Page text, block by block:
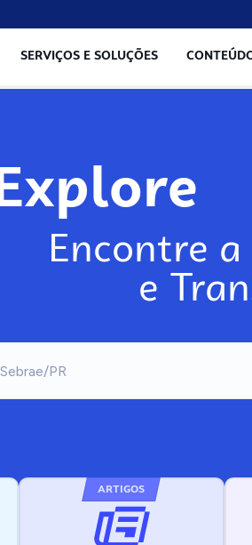
SERVIÇOS E SOLUÇÕES
Explore
Encontre
e
ARTIGOS